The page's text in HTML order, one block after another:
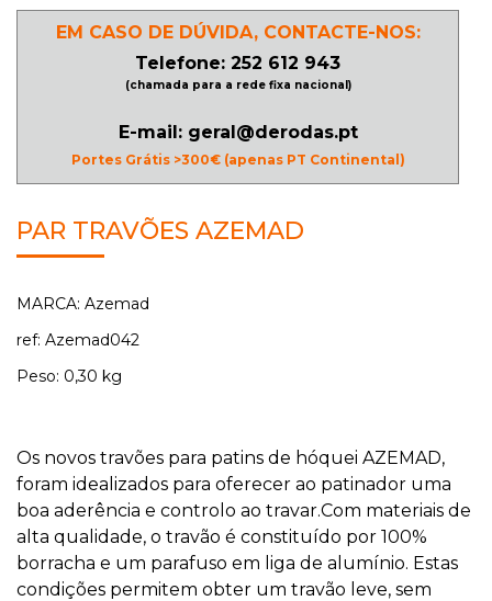
EM CASO DE DÚVIDA, CONTACTE-NOS:
Telefone: 252 612 943
(chamada para a rede fixa nacional)
E-mail: geral@derodas.pt
Portes Grátis >300€ (apenas PT Continental)
PAR TRAVÕES AZEMAD
MARCA: Azemad
ref: Azemad042
Peso: 0,30 kg
Os novos travões para patins de hóquei AZEMAD,
foram idealizados para oferecer ao patinador uma
boa aderência e controlo ao travar.Com materiais de
alta qualidade, o travão é constituído por 100%
borracha e um parafuso em liga de alumínio. Estas
condições permitem obter um travão leve, sem